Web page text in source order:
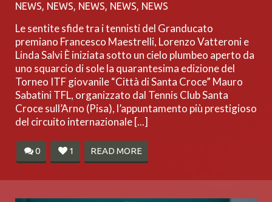
NEWS, NEWS, NEWS, NEWS, NEWS
Le sentite sfide tra i tennisti del Granducato
premiano Francesco Maestrelli, Lorenzo Vatteroni e
Linda Salvi È iniziata sotto un cielo plumbeo aperto da
uno squarcio di sole la quarantesima edizione del
Torneo ITF giovanile “Città di Santa Croce” Mauro
Sabatini TFL, organizzato dal Tennis Club Santa
Croce sull’Arno (Pisa), l’appuntamento più prestigioso
del circuito internazionale [...]
0 1 READ MORE